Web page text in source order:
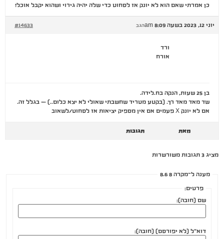
כן אמרתי שאם הוא לא יונק אז לסחוט כדי שלה יהיה גירוי ושהוא יקבל אוכל!
יוני 12, 2023 בשעה 8:09 am #14633 הגב
ורד
אורח
בן 25 שעות, הנקה בח.לידה.
שד מאד מאד רך. (בקטע מטריד שחשבתי שאולי לא יצא כלום..) – בגלל זה.
אם לא יונק X פעמים אם אין מספיק יציאות אז לסחוט/לשאוב
מאת תגובות
מציג 3 תגובות משורשרות
מענה ל־מקרה 8 8.6
פרטים:
שם (חובה):
דוא"ל (לא יפורסם) (חובה):